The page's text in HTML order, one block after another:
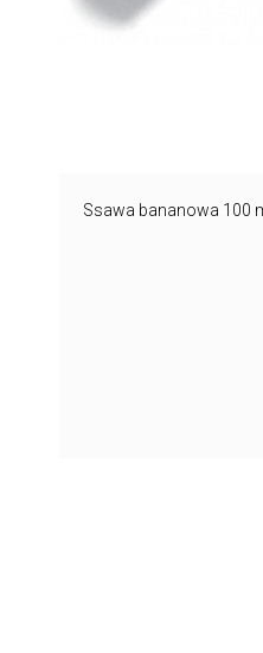
Ssawa bananowa 100